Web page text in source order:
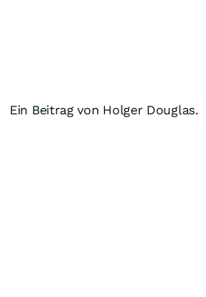
Ein Beitrag von Holger Douglas.